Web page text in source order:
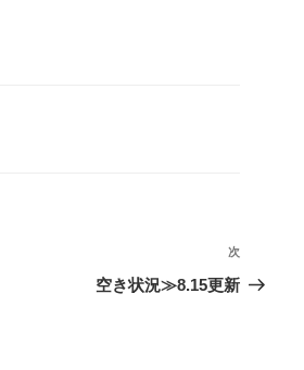
次
の
次
空き状況≫8.15更新